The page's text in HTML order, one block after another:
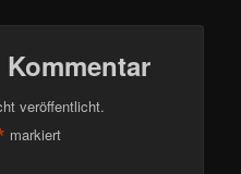
veröffentlicht.
markiert